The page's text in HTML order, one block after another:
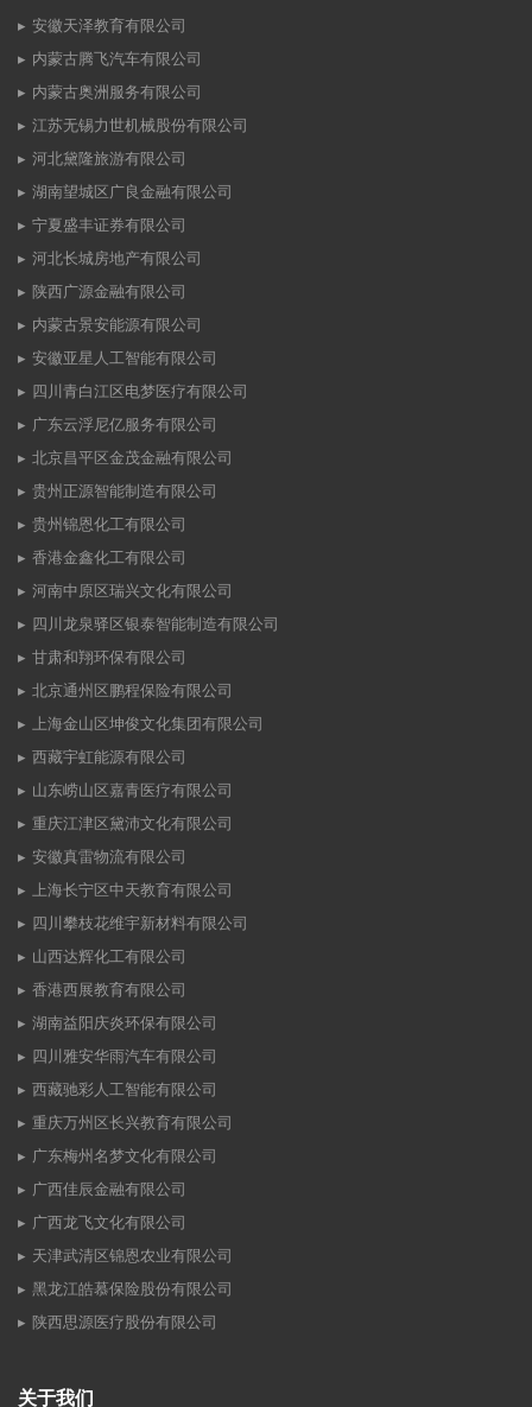
安徽天泽教育有限公司
内蒙古腾飞汽车有限公司
内蒙古奥洲服务有限公司
江苏无锡力世机械股份有限公司
河北黛隆旅游有限公司
湖南望城区广良金融有限公司
宁夏盛丰证券有限公司
河北长城房地产有限公司
陕西广源金融有限公司
内蒙古景安能源有限公司
安徽亚星人工智能有限公司
四川青白江区电梦医疗有限公司
广东云浮尼亿服务有限公司
北京昌平区金茂金融有限公司
贵州正源智能制造有限公司
贵州锦恩化工有限公司
香港金鑫化工有限公司
河南中原区瑞兴文化有限公司
四川龙泉驿区银泰智能制造有限公司
甘肃和翔环保有限公司
北京通州区鹏程保险有限公司
上海金山区坤俊文化集团有限公司
西藏宇虹能源有限公司
山东崂山区嘉青医疗有限公司
重庆江津区黛沛文化有限公司
安徽真雷物流有限公司
上海长宁区中天教育有限公司
四川攀枝花维宇新材料有限公司
山西达辉化工有限公司
香港西展教育有限公司
湖南益阳庆炎环保有限公司
四川雅安华雨汽车有限公司
西藏驰彩人工智能有限公司
重庆万州区长兴教育有限公司
广东梅州名梦文化有限公司
广西佳辰金融有限公司
广西龙飞文化有限公司
天津武清区锦恩农业有限公司
黑龙江皓慕保险股份有限公司
陕西思源医疗股份有限公司
关于我们